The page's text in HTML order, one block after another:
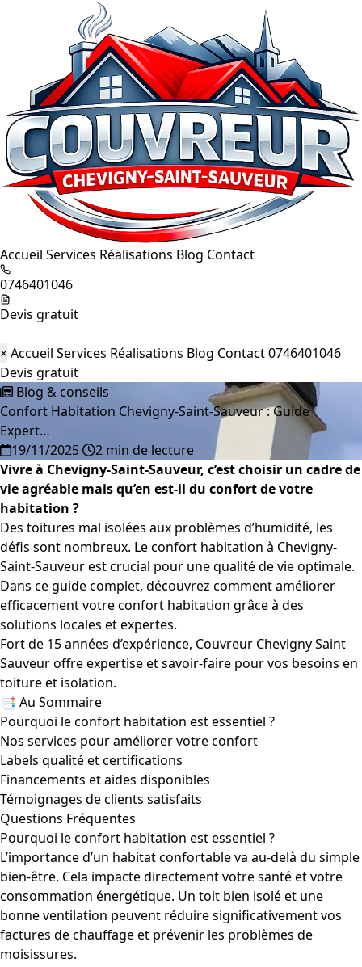
Accueil Services Réalisations Blog Contact
0746401046
Devis gratuit
× Accueil Services Réalisations Blog Contact0746401046
Devis gratuit
Blog & conseils
Confort Habitation Chevigny-Saint-Sauveur : Guide
Expert…
19/11/2025
2 min de lecture
Vivre à Chevigny-Saint-Sauveur, c’est choisir un cadre de
vie agréable mais qu’en est-il du confort de votre
habitation ?
Des toitures mal isolées aux problèmes d’humidité, les
défis sont nombreux. Le confort habitation à Chevigny-
Saint-Sauveur est crucial pour une qualité de vie optimale.
Dans ce guide complet, découvrez comment améliorer
efficacement votre confort habitation grâce à des
solutions locales et expertes.
Fort de 15 années d’expérience, Couvreur Chevigny Saint
Sauveur offre expertise et savoir-faire pour vos besoins en
toiture et isolation.
📑 Au Sommaire
Pourquoi le confort habitation est essentiel ?
Nos services pour améliorer votre confort
Labels qualité et certifications
Financements et aides disponibles
Témoignages de clients satisfaits
Questions Fréquentes
Pourquoi le confort habitation est essentiel ?
L’importance d’un habitat confortable va au-delà du simple
bien-être. Cela impacte directement votre santé et votre
consommation énergétique. Un toit bien isolé et une
bonne ventilation peuvent réduire significativement vos
factures de chauffage et prévenir les problèmes de
moisissures.